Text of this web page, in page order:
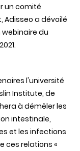
un comité
a dévoilé
webinaire du
l'université
Institute, de
à démêler les
intestinale,
et les infections
ces relations «